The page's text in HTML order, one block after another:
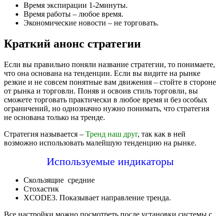
Время экспирации 1-2минуты.
Время работы – любое время.
Экономические новости – не торговать.
Краткий анонс стратегии
Если вы правильно поняли название стратегии, то понимаете,
что она основана на тенденции. Если вы видите на рынке
резкие и не совсем понятные вам движения – стойте в стороне
от рынка и торговли. Поняв и освоив стиль торговли, вы
сможете торговать практически в любое время и без особых
ограничений, но однозначно нужно понимать, что стратегия
не основана только на тренде.
Стратегия называется – Тренд наш друг, так как в ней
возможно использовать малейшую тенденцию на рынке.
Используемые индикаторы
Скользящие средние
Стохастик
XCODE3. Показывает направление тренда.
Все настройки можно посмотреть после уcтановки системы с